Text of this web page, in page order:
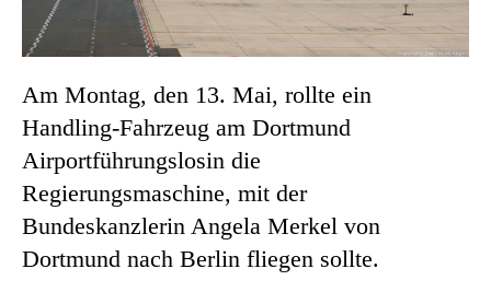
Am Montag, den 13. Mai, rollte ein
Handling-Fahrzeug am Dortmund
Airportführungslosin die
Regierungsmaschine, mit der
Bundeskanzlerin Angela Merkel von
Dortmund nach Berlin fliegen sollte.